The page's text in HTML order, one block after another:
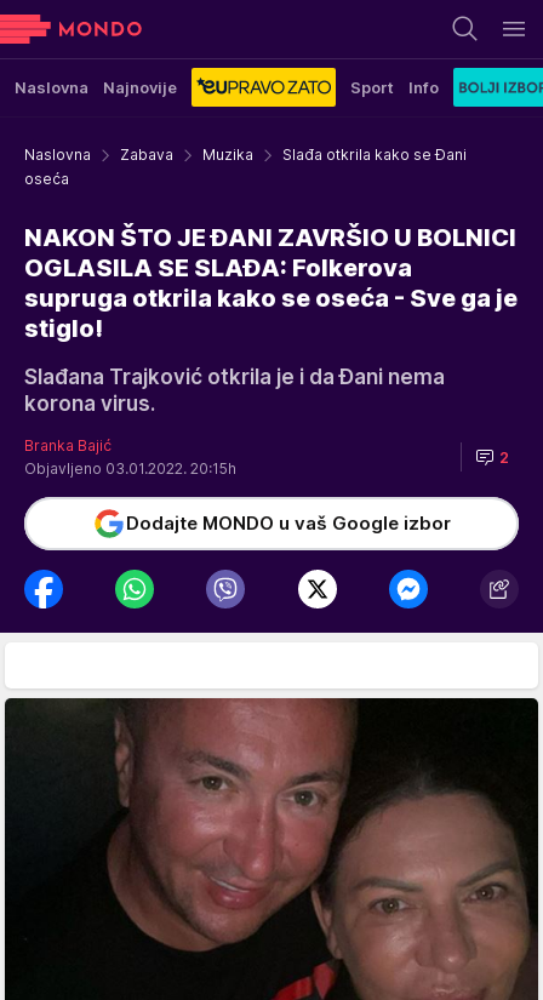
Naslovna Najnovije Sport Info
Naslovna Zabava Muzika
Slađa otkrila kako se Đani
oseća
NAKON ŠTO JE ĐANI ZAVRŠIO U BOLNICI
OGLASILA SE SLAĐA: Folkerova
supruga otkrila kako se oseća - Sve ga je
stiglo!
Slađana Trajković otkrila je i da Đani nema
korona virus.
Branka Bajić
Objavljeno 03.01.2022. 20:15h
2
Dodajte MONDO u vaš Google izbor